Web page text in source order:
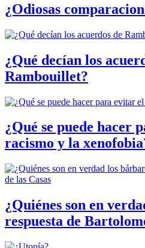
¿Odiosas
¿Qué decían los
Rambouillet?
¿Qué se puede hacer
racismo y la
¿Quiénes son en
respuesta de